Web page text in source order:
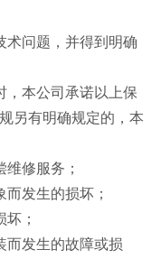
术问题，并得到明确
，本公司承诺以上保
另有明确规定的，本
维修服务；
发生的损坏；
；
而发生的故障或损